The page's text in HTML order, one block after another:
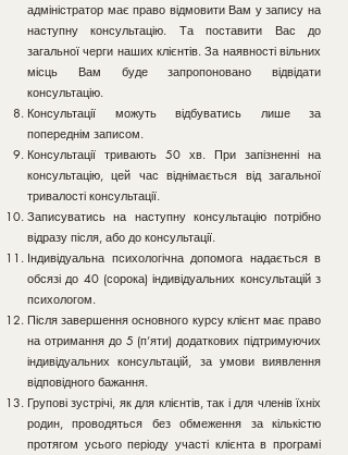
адміністратор має право відмовити Вам у запису на
наступну консультацію. Та поставити Вас до
загальної черги наших клієнтів. За наявності вільних
місць Вам буде запропоновано відвідати
консультацію.
Консультації можуть відбуватись лише за
попереднім записом.
Консультації тривають 50 хв. При запізненні на
консультацію, цей час віднімається від загальної
тривалості консультації.
Записуватись на наступну консультацію потрібно
відразу після, або до консультації.
Індивідуальна психологічна допомога надається в
обсязі до 40 (сорока) індивідуальних консультацій з
психологом.
Після завершення основного курсу клієнт має право
на отримання до 5 (п’яти) додаткових підтримуючих
індивідуальних консультацій, за умови виявлення
відповідного бажання.
Групові зустрічі, як для клієнтів, так і для членів їхніх
родин, проводяться без обмеження за кількістю
протягом усього періоду участі клієнта в програмі